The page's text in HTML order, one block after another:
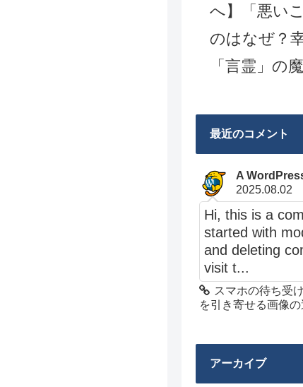
へ】「悪い
のはなぜ？
「言霊」の
最近のコメント
A
2025.08.02
Hi, this is a
started with
and deleting
visit t...
スマホの待ち受
を引き寄せる画像
アーカイブ